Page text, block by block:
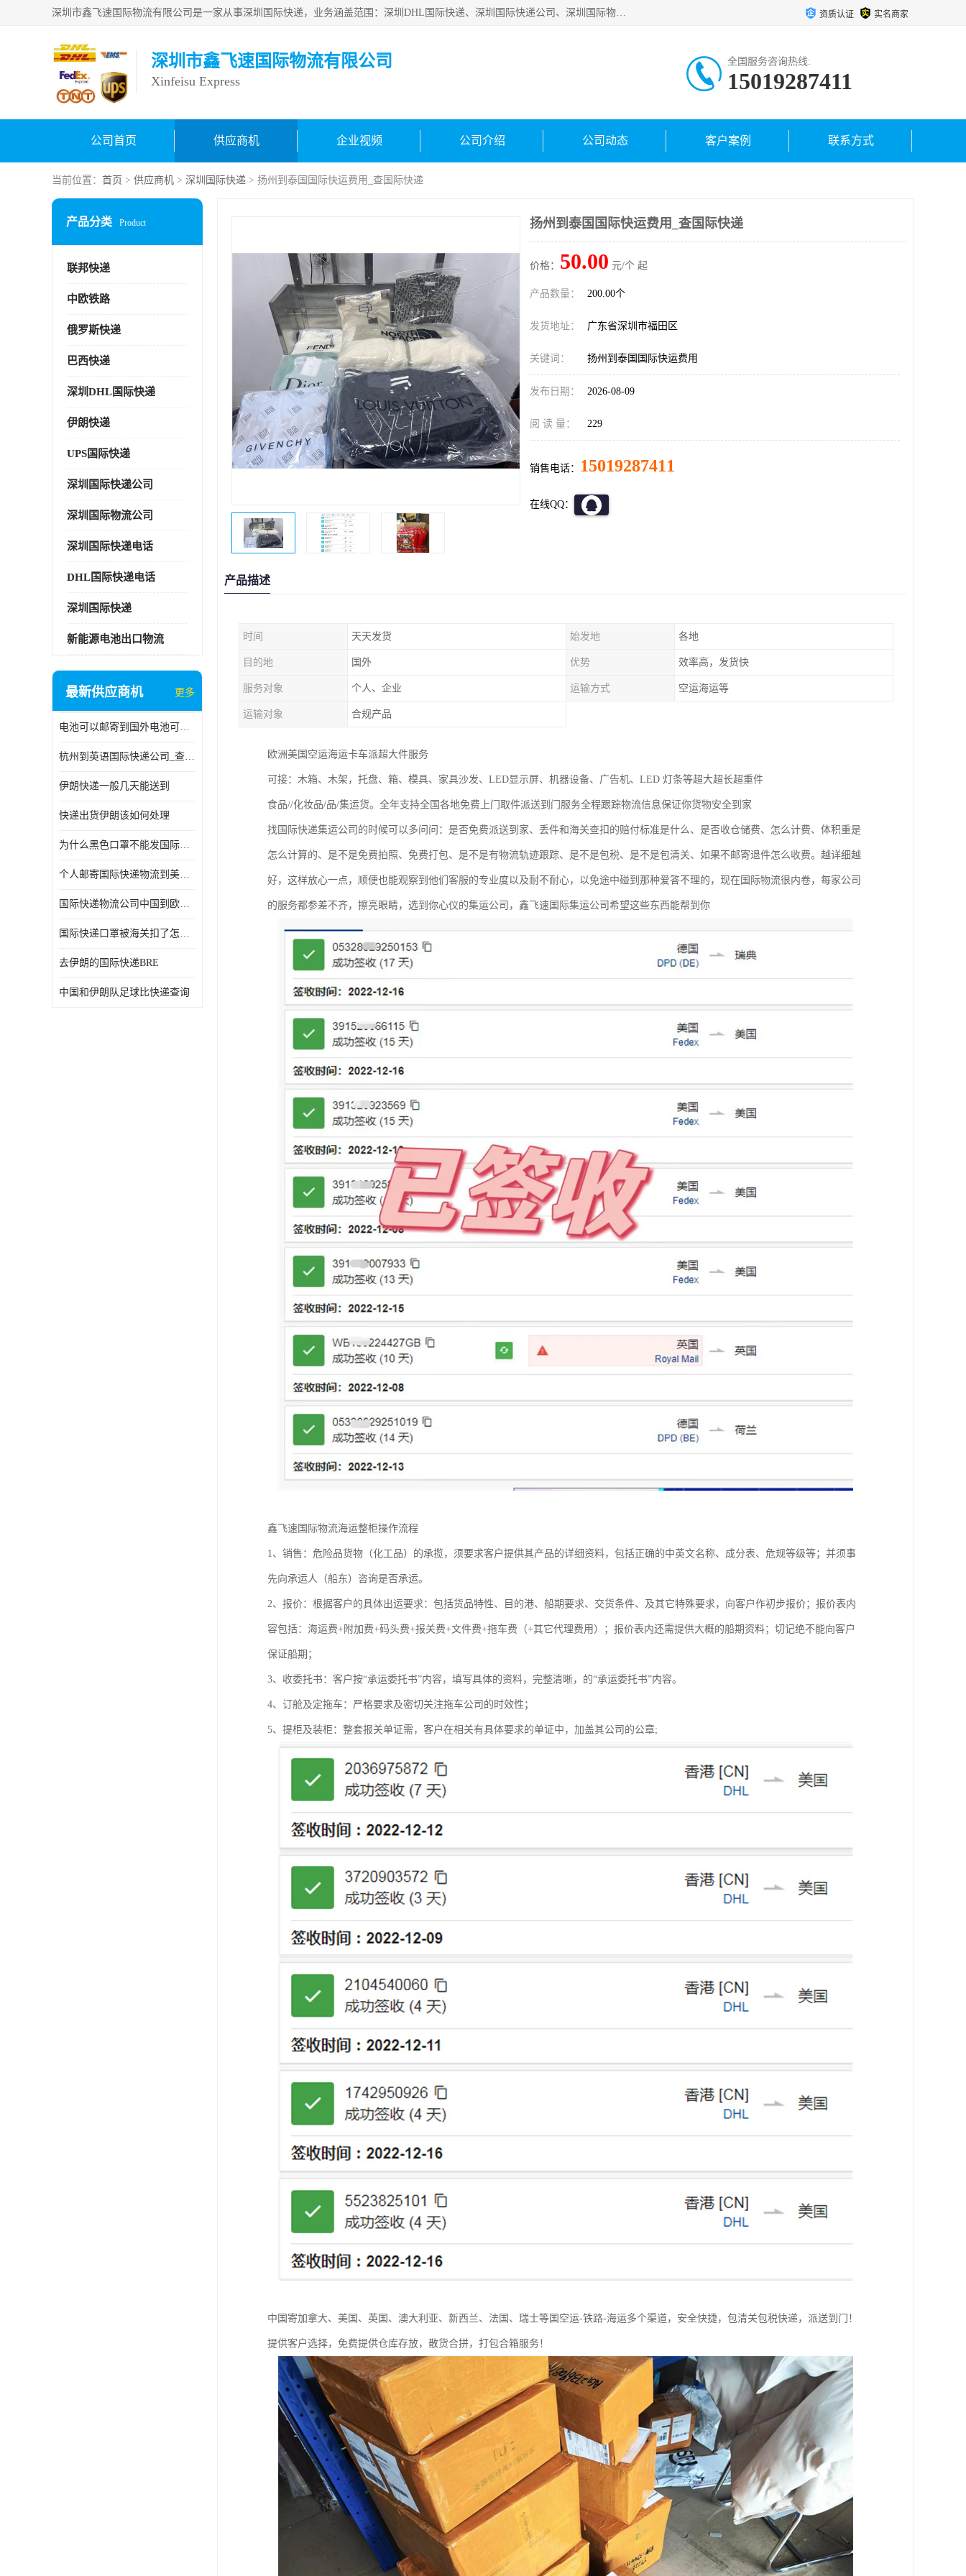
深圳市鑫飞速国际物流有限公司是一家从事深圳国际快递，业务涵盖范围：深圳DHL国际快递、深圳国际快递公司、深圳国际物流公司、深圳国际快递、深圳DHL国际快递电话可拨打全国服务热线：15019287411。欢迎各位亲来人来电到我司洽谈合作。 资质认证 实名商家
深圳市鑫飞速国际物流有限公司
Xinfeisu Express
全国服务咨询热线:
15019287411
公司首页 供应商机 企业视频 公司介绍 公司动态 客户案例 联系方式
当前位置： 首页 > 供应商机 > 深圳国际快递 > 扬州到泰国国际快运费用_查国际快递
产品分类 Product
联邦快递
中欧铁路
俄罗斯快递
巴西快递
深圳DHL国际快递
伊朗快递
UPS国际快递
深圳国际快递公司
深圳国际物流公司
深圳国际快递电话
DHL国际快递电话
深圳国际快递
新能源电池出口物流
最新供应商机 更多
电池可以邮寄到国外电池可以发国际物流手机电池可以邮寄到国外
杭州到英语国际快递公司_查国际快递
伊朗快递一般几天能送到
快递出货伊朗该如何处理
为什么黑色口罩不能发国际快递 国际寄口罩快递需要填写信息
个人邮寄国际快递物流到美加墨西哥英国比利时荷兰波兰意大利
国际快递物流公司中国到欧洲英国法国德国能寄铁路空运海运
国际快递口罩被海关扣了怎么办
去伊朗的国际快递BRE
中国和伊朗队足球比快递查询
扬州到泰国国际快运费用_查国际快递
价格： 50.00 元/个 起
产品数量： 200.00个
发货地址： 广东省深圳市福田区
关键词： 扬州到泰国国际快运费用
发布日期： 2026-08-09
阅 读 量： 229
销售电话： 15019287411
在线QQ：
产品描述
时间 天天发货 始发地 各地
目的地 国外 优势 效率高，发货快
服务对象 个人、企业 运输方式 空运海运等
运输对象 合规产品
欧洲美国空运海运卡车派超大件服务
可接：木箱、木架，托盘、箱、模具、家具沙发、LED显示屏、机器设备、广告机、LED 灯条等超大超长超重件
食品//化妆品/品/集运货。全年支持全国各地免费上门取件派送到门服务全程跟踪物流信息保证你货物安全到家
找国际快递集运公司的时候可以多问问：是否免费派送到家、丢件和海关查扣的赔付标准是什么、是否收仓储费、怎么计费、体积重是
怎么计算的、是不是免费拍照、免费打包、是不是有物流轨迹跟踪、是不是包税、是不是包清关、如果不邮寄退件怎么收费。越详细越
好，这样放心一点，顺便也能观察到他们客服的专业度以及耐不耐心，以免途中碰到那种爱答不理的，现在国际物流很内卷，每家公司
的服务都参差不齐，擦亮眼睛，选到你心仪的集运公司，鑫飞速国际集运公司希望这些东西能帮到你
鑫飞速国际物流海运整柜操作流程
1、销售：危险品货物（化工品）的承揽，须要求客户提供其产品的详细资料，包括正确的中英文名称、成分表、危规等级等；并须事
先向承运人（船东）咨询是否承运。
2、报价：根据客户的具体出运要求：包括货品特性、目的港、船期要求、交货条件、及其它特殊要求，向客户作初步报价；报价表内
容包括：海运费+附加费+码头费+报关费+文件费+拖车费（+其它代理费用）；报价表内还需提供大概的船期资料；切记绝不能向客户
保证船期；
3、收委托书：客户按“承运委托书”内容，填写具体的资料，完整清晰，的“承运委托书”内容。
4、订舱及定拖车：严格要求及密切关注拖车公司的时效性；
5、提柜及装柜：整套报关单证需，客户在相关有具体要求的单证中，加盖其公司的公章;
中国寄加拿大、美国、英国、澳大利亚、新西兰、法国、瑞士等国空运-铁路-海运多个渠道，安全快捷，包清关包税快递，派送到门！
提供客户选择，免费提供仓库存放，散货合拼，打包合箱服务！